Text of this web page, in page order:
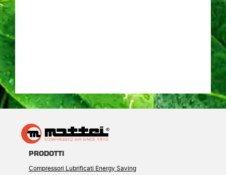
PRODOTTI
Compressori Lubrificati Energy Saving